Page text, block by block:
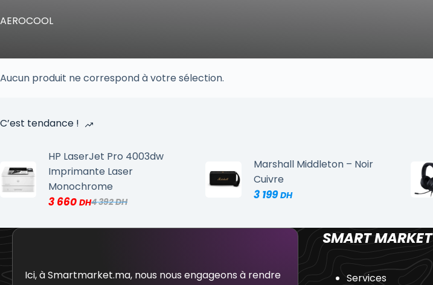
AEROCOOL
Aucun produit ne correspond à votre sélection.
C’est tendance !
HP LaserJet Pro 4003dw
Imprimante Laser
Monochrome
4 392
3 660
Marshall Middleton – Noir
Cuivre
3 199
Ici, à Smartmarket.ma, nous nous engageons à rendre
SMART MARKET
Services